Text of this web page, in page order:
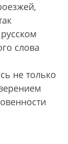
слова
не только